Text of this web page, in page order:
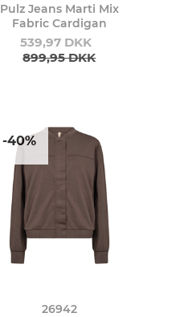
Pulz Jeans Marti Mix
Fabric Cardigan
539,97 DKK
899,95 DKK
-40%
26942